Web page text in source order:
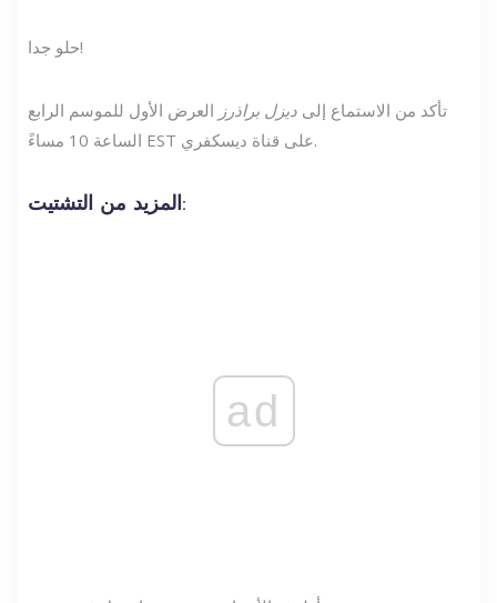
حلو جدا!
تأكد من الاستماع إلى ديزل براذرز العرض الأول للموسم الرابع
الساعة 10 مساءً EST على قناة ديسكفري.
المزيد من التشتيت:
ad